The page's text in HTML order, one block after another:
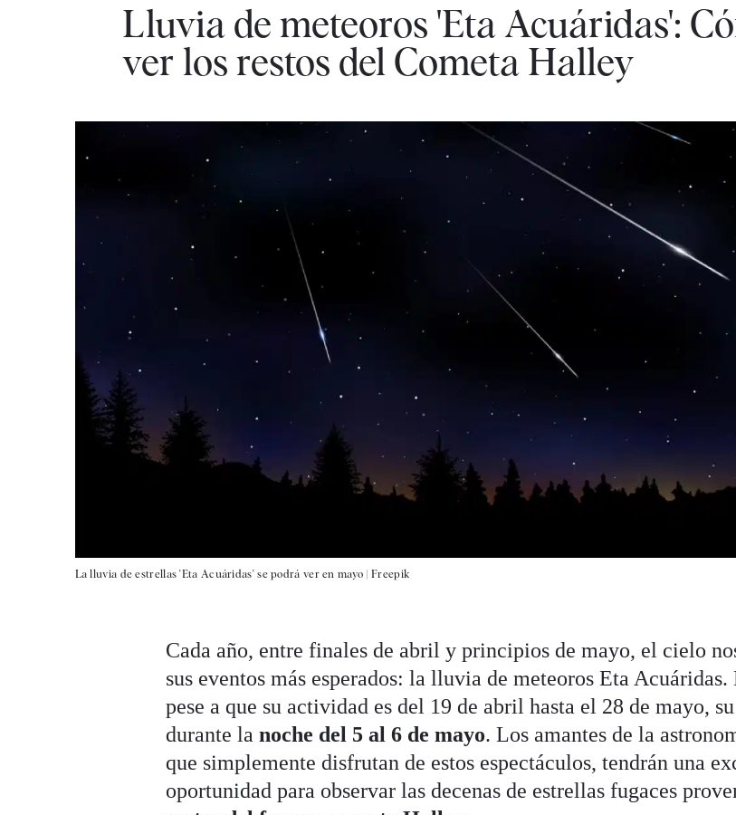
Lluvia de meteoros 'Eta Acuáridas':
ver los restos del Cometa Halley
La lluvia de estrellas 'Eta Acuáridas' se podrá ver en mayo |Freepik
Cada año, entre finales de abril y principios de mayo, el cielo
sus eventos más esperados: la lluvia de meteoros Eta Acuáridas.
pese a que su actividad es del 19 de abril hasta el 28 de mayo,
durante lanoche del 5 al 6 de mayo. Los amantes de la
que simplemente disfrutan de estos espectáculos, tendrán una
oportunidad para observar las decenas de estrellas fugaces